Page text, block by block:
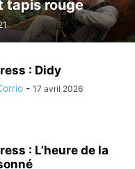
tapis rouge
: Didy
- 17 avril 2026
: L’heure de la